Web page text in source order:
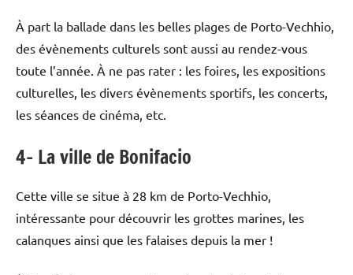
À part la ballade dans les belles plages de Porto-Vechhio,
des évènements culturels sont aussi au rendez-vous
toute l’année. À ne pas rater : les foires, les expositions
culturelles, les divers évènements sportifs, les concerts,
les séances de cinéma, etc.
4- La ville de Bonifacio
Cette ville se situe à 28 km de Porto-Vechhio,
intéressante pour découvrir les grottes marines, les
calanques ainsi que les falaises depuis la mer !